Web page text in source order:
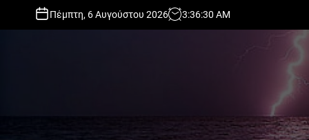
Πέμπτη, 6 Αυγούστου 2026 3:36:31 AM